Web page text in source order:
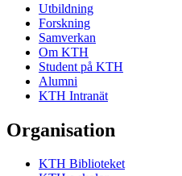
Utbildning
Forskning
Samverkan
Om KTH
Student på KTH
Alumni
KTH Intranät
Organisation
KTH Biblioteket